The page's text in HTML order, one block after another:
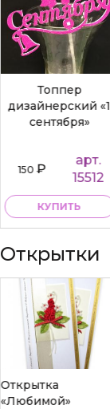
Топпер
дизайнерский «1
сентября»
150₽
арт.
15512
КУПИТЬ
Открытки
Открытка
«Любимой»